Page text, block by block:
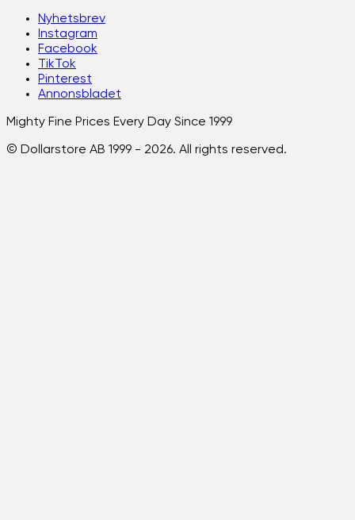
Nyhetsbrev
Instagram
Facebook
TikTok
Pinterest
Annonsbladet
Mighty Fine Prices Every Day Since 1999
© Dollarstore AB 1999 - 2026. All rights reserved.